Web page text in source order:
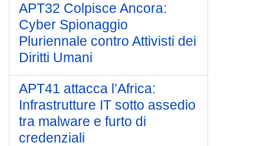
APT32 Colpisce Ancora:
Cyber Spionaggio
Pluriennale contro Attivisti dei
Diritti Umani
APT41 attacca l’Africa:
Infrastrutture IT sotto assedio
tra malware e furto di
credenziali